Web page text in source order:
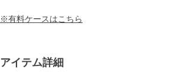
※有料ケースはこちら
アイテム詳細